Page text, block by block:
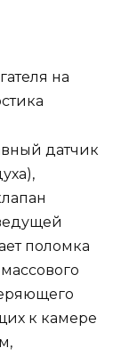
датчик
поломка
к камере